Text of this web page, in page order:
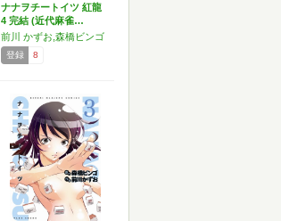
ナナヲチートイツ 紅龍
4 完結 (近代麻雀…
前川 かずお,森橋ビンゴ
登録 8